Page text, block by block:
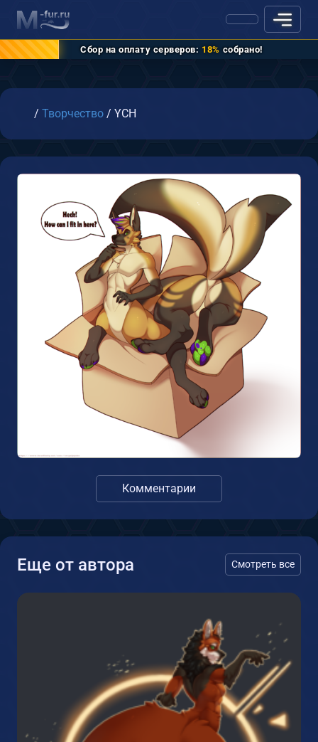
Сбор на оплату серверов: 18% собрано!
Главная
/ Творчество / YCH
Комментарии
Еще от автора Смотреть все